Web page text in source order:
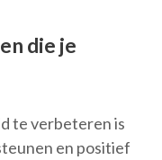
die je
te verbeteren is
en positief